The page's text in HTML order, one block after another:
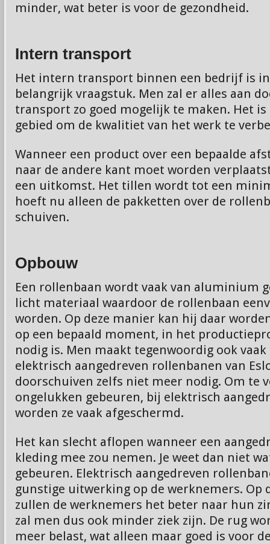
minder, wat beter is voor de gezondheid.
Intern transport
Het intern transport binnen een bedrijf is in
belangrijk vraagstuk. Men zal er alles aan
transport zo goed mogelijk te maken. Het
gebied om de kwalitiet van het werk te
Wanneer een product over een bepaalde
naar de andere kant moet worden
een uitkomst. Het tillen wordt tot een
hoeft nu alleen de pakketten over de
schuiven.
Opbouw
Een rollenbaan wordt vaak van aluminium
licht materiaal waardoor de rollenbaan
worden. Op deze manier kan hij daar
op een bepaald moment, in het
nodig is. Men maakt tegenwoordig ook
elektrisch aangedreven rollenbanen van
doorschuiven zelfs niet meer nodig. Om te
ongelukken gebeuren, bij elektrisch
worden ze vaak afgeschermd.
Het kan slecht aflopen wanneer een
kleding mee zou nemen. Je weet dan niet
gebeuren. Elektrisch aangedreven
gunstige uitwerking op de werknemers. Op
zullen de werknemers het beter naar hun
zal men dus ook minder ziek zijn. De rug
meer belast, wat alleen maar goed is voor